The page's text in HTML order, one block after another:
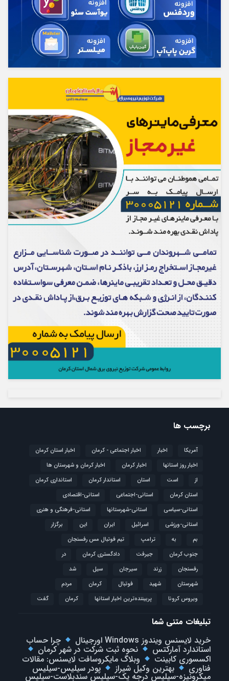
برچسب ها
آمریکا اخبار اخبار اجتماعی - کرمان
اخبار استان کرمان
اخبار روز استانها
اخبار کرمان
اخبار کرمان و شهرستان ها
از
است استان استاندار کرمان
استانداری کرمان
استان کرمان
استانی-اجتماعی
استانی-اقتصادی
استانی-سیاسی
استانی-شهرستانها
استانی-فرهنگی و هنری
استانی-ورزشی
اسرائیل ایران این
برگزار
بم
به ترامپ
تیم فوتبال مس رفسنجان
جنوب کرمان
جیرفت دادگستری کرمان
در
رفسنجان
زرند سیرجان سیل
شد
شهرستان
شهید فوتبال كرمان
مردم
ویروس کرونا
پربیننده‌ترین اخبار استانها کرمان گفت
تبلیغات متنی شما
خرید لایسنس ویندوز Windows اورجینال
چرا حساب
استاندارد آمارکتس نحوه ثبت شرکت در شهر کرمان
اکسسوری کابینت وبلاگ مایکروسافت لایسنس: مقالات
فناوری بهترین وکیل شیراز پودر سیلیس-سیلیس
میکرونیزه-سیلیس درجه یک-سیلیس سندبلاست-سیلیس